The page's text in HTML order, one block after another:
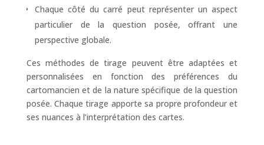
Chaque côté du carré peut représenter un aspect
particulier de la question posée, offrant une
perspective globale.
Ces méthodes de tirage peuvent être adaptées et
personnalisées en fonction des préférences du
cartomancien et de la nature spécifique de la question
posée. Chaque tirage apporte sa propre profondeur et
ses nuances à l’interprétation des cartes.